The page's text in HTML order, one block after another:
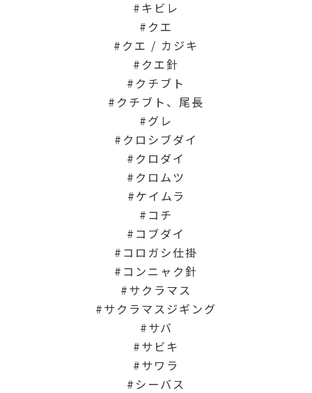
キビレ
クエ
クエ / カジキ
クエ針
クチブト
クチブト、尾長
グレ
クロシブダイ
クロダイ
クロムツ
ケイムラ
コチ
コブダイ
コロガシ仕掛
コンニャク針
サクラマス
サクラマスジギング
サバ
サビキ
サワラ
シーバス